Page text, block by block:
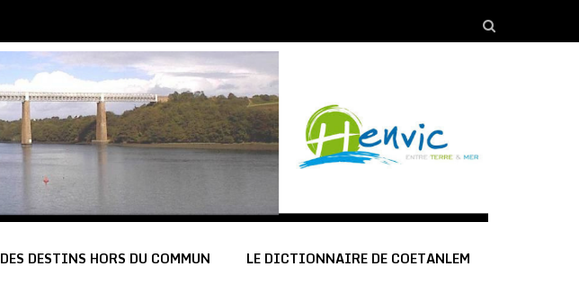
DES DESTINS HORS DU COMMUN LE DICTIONNAIRE DE COETANLEM